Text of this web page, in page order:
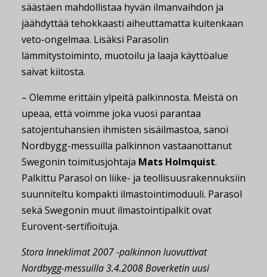
säästäen mahdollistaa hyvän ilmanvaihdon ja
jäähdyttää tehokkaasti aiheuttamatta kuitenkaan
veto-ongelmaa. Lisäksi Parasolin
lämmitystoiminto, muotoilu ja laaja käyttöalue
saivat kiitosta.
– Olemme erittäin ylpeitä palkinnosta. Meistä on
upeaa, että voimme joka vuosi parantaa
satojentuhansien ihmisten sisäilmastoa, sanoi
Nordbygg-messuilla palkinnon vastaanottanut
Swegonin toimitusjohtaja Mats Holmquist.
Palkittu Parasol on liike- ja teollisuusrakennuksiin
suunniteltu kompakti ilmastointimoduuli. Parasol
sekä Swegonin muut ilmastointipalkit ovat
Eurovent-sertifioituja.
Stora Inneklimat 2007 -palkinnon luovuttivat
Nordbygg-messuilla 3.4.2008 Boverketin uusi